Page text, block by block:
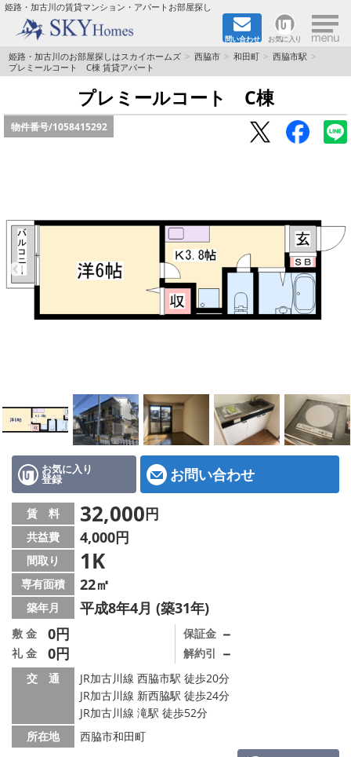
姫路・加古川の賃貸マンション・アパートお部屋探し
問い合わせ お気に入り ×
TOPページ
都市ガス·オール電化
☆新築物件☆
☆ネット無料☆
路線·駅から探す
地域から探す
スタッフ紹介
店舗情報·アクセス
会社概要
メールでお問い合わせ
姫路・加古川のお部屋探しはスカイホームズ 西脇市 和田町
西脇市駅
プレミールコート C棟 賃貸アパート
プレミールコート C棟
物件番号/1058415292
お気に入り
登録 お問い合わせ
賃 料 32,000円
共益費 4,000円
間取り 1K
専有面積 22㎡
築年月 平成8年4月 (築31年)
敷 金 0円
礼 金 0円
保証金 －
解約引 －
交 通
JR加古川線 西脇市駅 徒歩20分
JR加古川線 新西脇駅 徒歩24分
JR加古川線 滝駅 徒歩52分
所在地
西脇市和田町